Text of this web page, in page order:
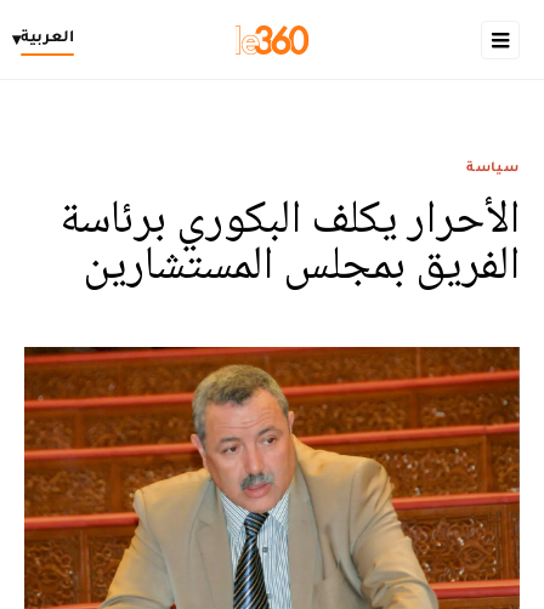
العربية▾
سياسة
الأحرار يكلف البكوري برئاسة
الفريق بمجلس المستشارين